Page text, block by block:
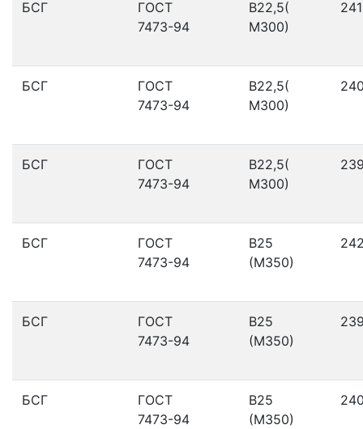
БСГ
ГОСТ
7473-94
В22,5(
М300)
БСГ
ГОСТ
7473-94
В22,5(
М300)
БСГ
ГОСТ
7473-94
В22,5(
М300)
БСГ
ГОСТ
7473-94
В25
(М350)
БСГ
ГОСТ
7473-94
В25
(М350)
БСГ
ГОСТ
7473-94
В25
(М350)